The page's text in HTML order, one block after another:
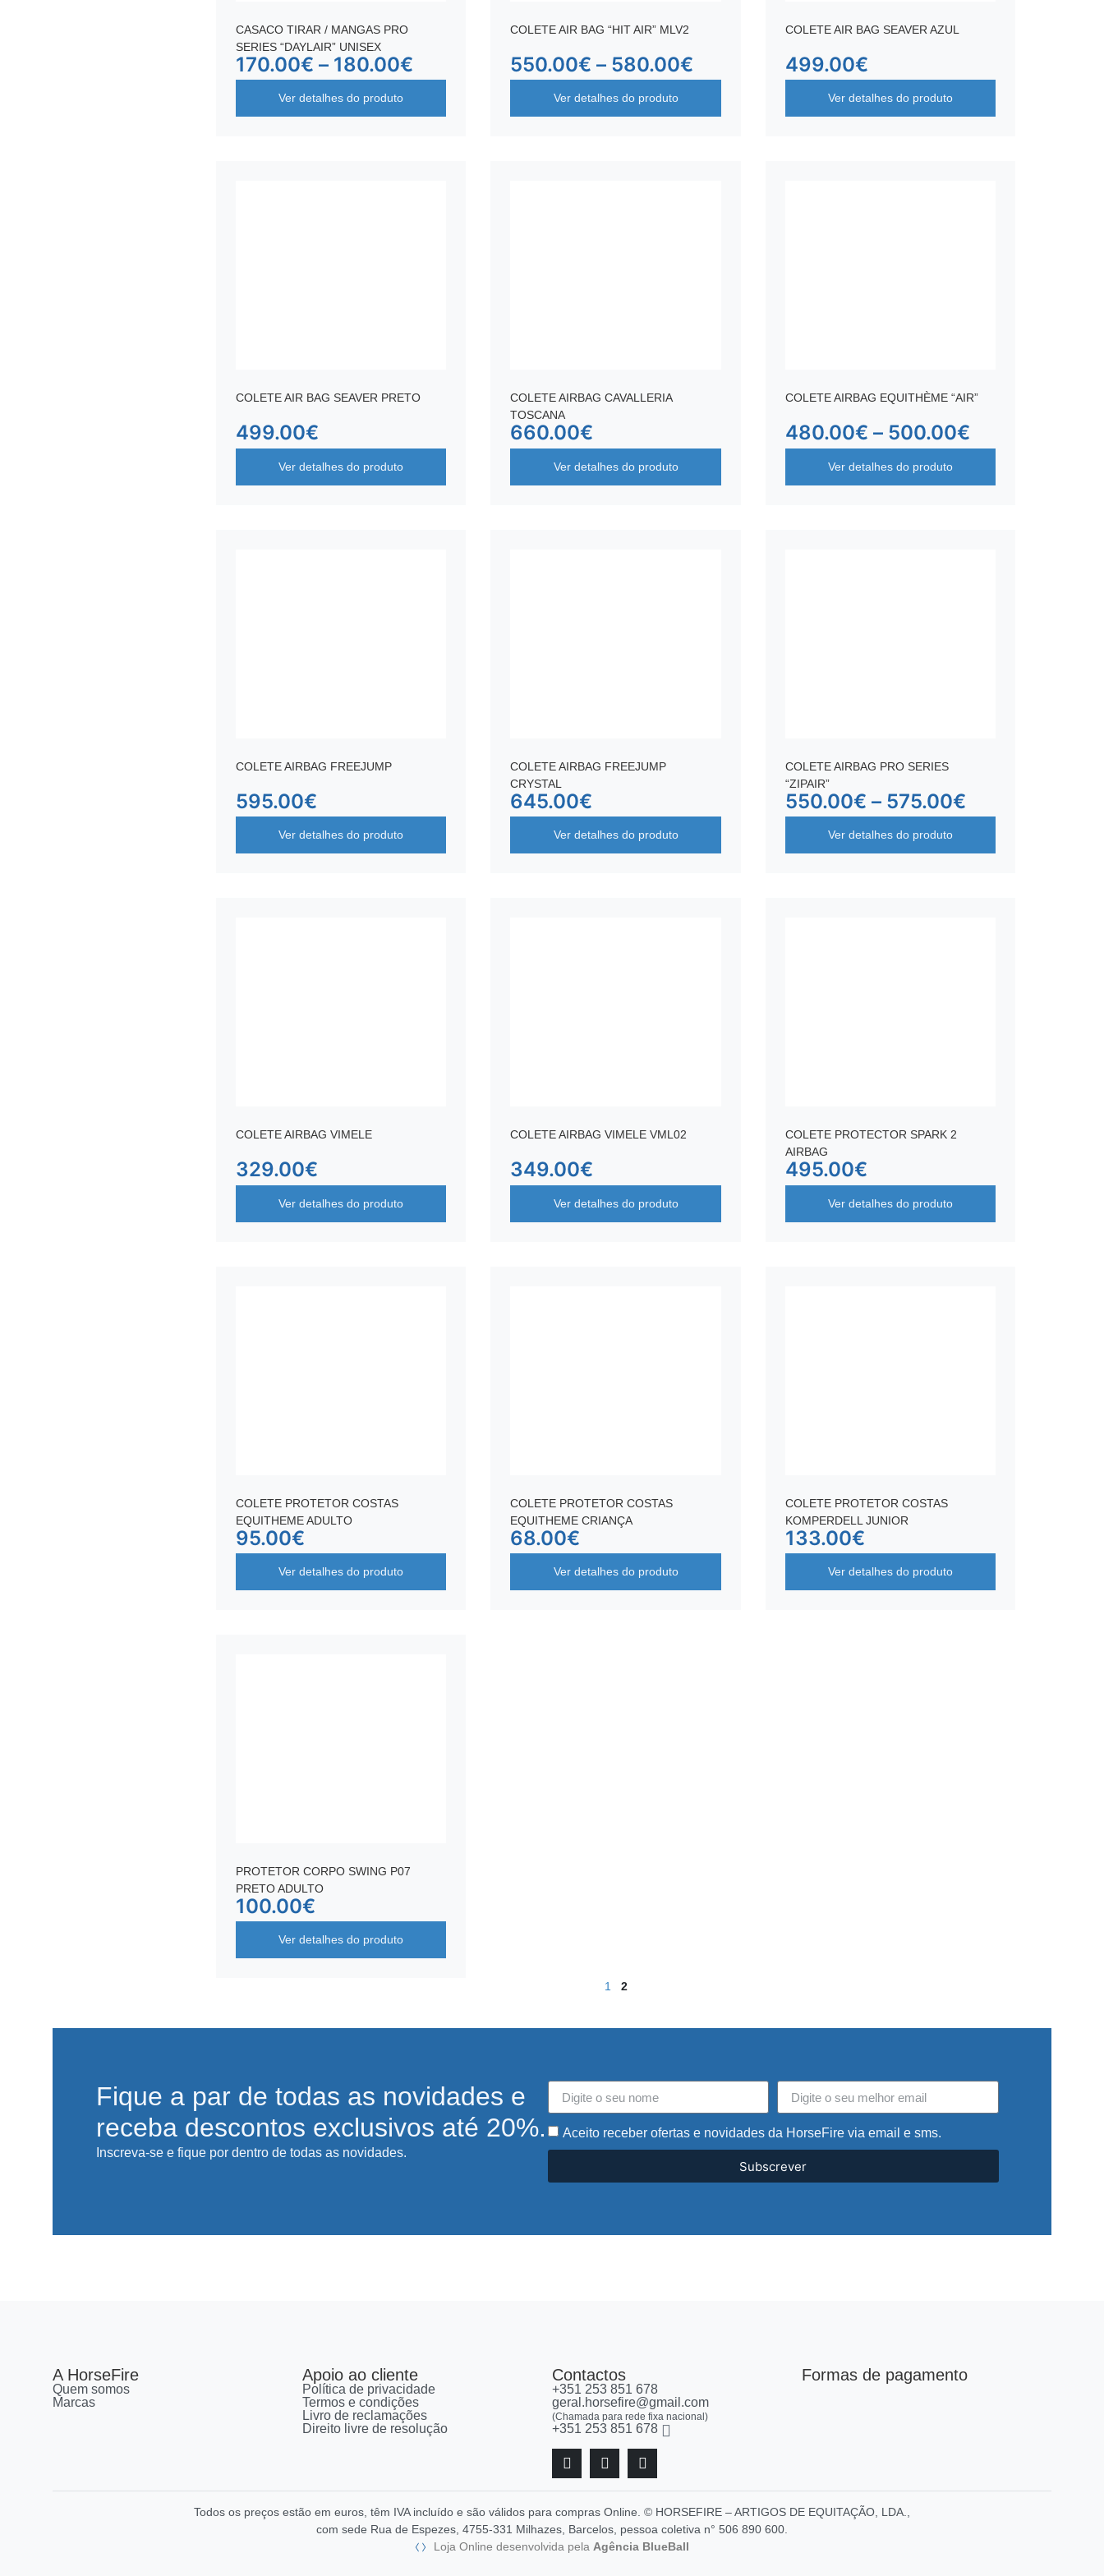
CASACO TIRAR / MANGAS PRO
SERIES “DAYLAIR” UNISEX
170.00€ – 180.00€
Ver detalhes do produto
COLETE AIR BAG “HIT AIR” MLV2
550.00€ – 580.00€
Ver detalhes do produto
COLETE AIR BAG SEAVER AZUL
499.00€
Ver detalhes do produto
COLETE AIR BAG SEAVER PRETO
499.00€
Ver detalhes do produto
COLETE AIRBAG CAVALLERIA
TOSCANA
660.00€
Ver detalhes do produto
COLETE AIRBAG EQUITHÈME “AIR”
480.00€ – 500.00€
Ver detalhes do produto
COLETE AIRBAG FREEJUMP
595.00€
Ver detalhes do produto
COLETE AIRBAG FREEJUMP
CRYSTAL
645.00€
Ver detalhes do produto
COLETE AIRBAG PRO SERIES
“ZIPAIR”
550.00€ – 575.00€
Ver detalhes do produto
COLETE AIRBAG VIMELE
329.00€
Ver detalhes do produto
COLETE AIRBAG VIMELE VML02
349.00€
Ver detalhes do produto
COLETE PROTECTOR SPARK 2
AIRBAG
495.00€
Ver detalhes do produto
COLETE PROTETOR COSTAS
EQUITHEME ADULTO
95.00€
Ver detalhes do produto
COLETE PROTETOR COSTAS
EQUITHEME CRIANÇA
68.00€
Ver detalhes do produto
COLETE PROTETOR COSTAS
KOMPERDELL JUNIOR
133.00€
Ver detalhes do produto
PROTETOR CORPO SWING P07
PRETO ADULTO
100.00€
Ver detalhes do produto
1 2
Fique a par de todas as novidades e
receba descontos exclusivos até 20%.
Inscreva-se e fique por dentro de todas as novidades.
Aceito receber ofertas e novidades da HorseFire via email e sms.
Subscrever
A HorseFire
Quem somos
Marcas
Apoio ao cliente
Política de privacidade
Termos e condições
Livro de reclamações
Direito livre de resolução
Contactos
+351 253 851 678
geral.horsefire@gmail.com
(Chamada para rede fixa nacional)
+351 253 851 678
Formas de pagamento
Todos os preços estão em euros, têm IVA incluído e são válidos para compras Online. © HORSEFIRE – ARTIGOS DE EQUITAÇÃO, LDA.,
com sede Rua de Espezes, 4755-331 Milhazes, Barcelos, pessoa coletiva n° 506 890 600.
Loja Online desenvolvida pela Agência BlueBall